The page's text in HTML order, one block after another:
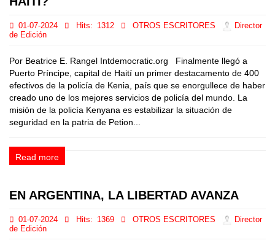
01-07-2024 Hits: 1312 OTROS ESCRITORES
Director
de Edición
Por Beatrice E. Rangel Intdemocratic.org Finalmente llegó a
Puerto Príncipe, capital de Haití un primer destacamento de 400
efectivos de la policía de Kenia, país que se enorgullece de haber
creado uno de los mejores servicios de policía del mundo. La
misión de la policía Kenyana es estabilizar la situación de
seguridad en la patria de Petion...
Read more
EN ARGENTINA, LA LIBERTAD AVANZA
01-07-2024 Hits: 1369 OTROS ESCRITORES
Director
de Edición